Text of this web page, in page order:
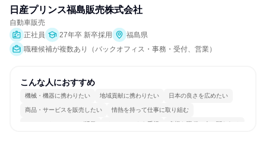
日産プリンス福島販売株式会社
自動車販売
正社員
27年卒 新卒採用
福島県
職種候補が複数あり（バックオフィス・事務・受付、営業）
こんな人におすすめ
機械・機器に携わりたい 地域貢献に携わりたい 日本の良さを広めたい
商品・サービスを販売したい 情熱を持って仕事に取り組む
コミュニケーションが活発 チームワークを重視 多様な職種の人と関われる